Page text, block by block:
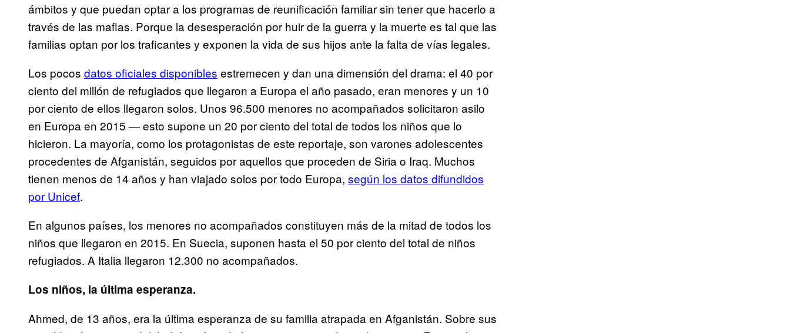
ámbitos y que puedan optar a los programas de reunificación familiar sin tener que hacerlo a
través de las mafias. Porque la desesperación por huir de la guerra y la muerte es tal que las
familias optan por los traficantes y exponen la vida de sus hijos ante la falta de vías legales.
Los pocos datos oficiales disponibles estremecen y dan una dimensión del drama: el 40 por
ciento del millón de refugiados que llegaron a Europa el año pasado, eran menores y un 10
por ciento de ellos llegaron solos. Unos 96.500 menores no acompañados solicitaron asilo
en Europa en 2015 — esto supone un 20 por ciento del total de todos los niños que lo
hicieron. La mayoría, como los protagonistas de este reportaje, son varones adolescentes
procedentes de Afganistán, seguidos por aquellos que proceden de Siria o Iraq. Muchos
tienen menos de 14 años y han viajado solos por todo Europa, según los datos difundidos
por Unicef.
En algunos países, los menores no acompañados constituyen más de la mitad de todos los
niños que llegaron en 2015. En Suecia, suponen hasta el 50 por ciento del total de niños
refugiados. A Italia llegaron 12.300 no acompañados.
Los niños, la última esperanza.
Ahmed, de 13 años, era la última esperanza de su familia atrapada en Afganistán. Sobre sus